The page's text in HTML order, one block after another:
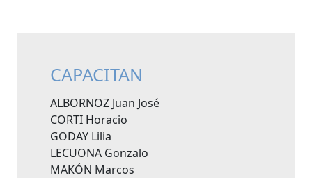
CAPACITAN
ALBORNOZ Juan José
CORTI Horacio
GODAY Lilia
LECUONA Gonzalo
MAKÓN Marcos